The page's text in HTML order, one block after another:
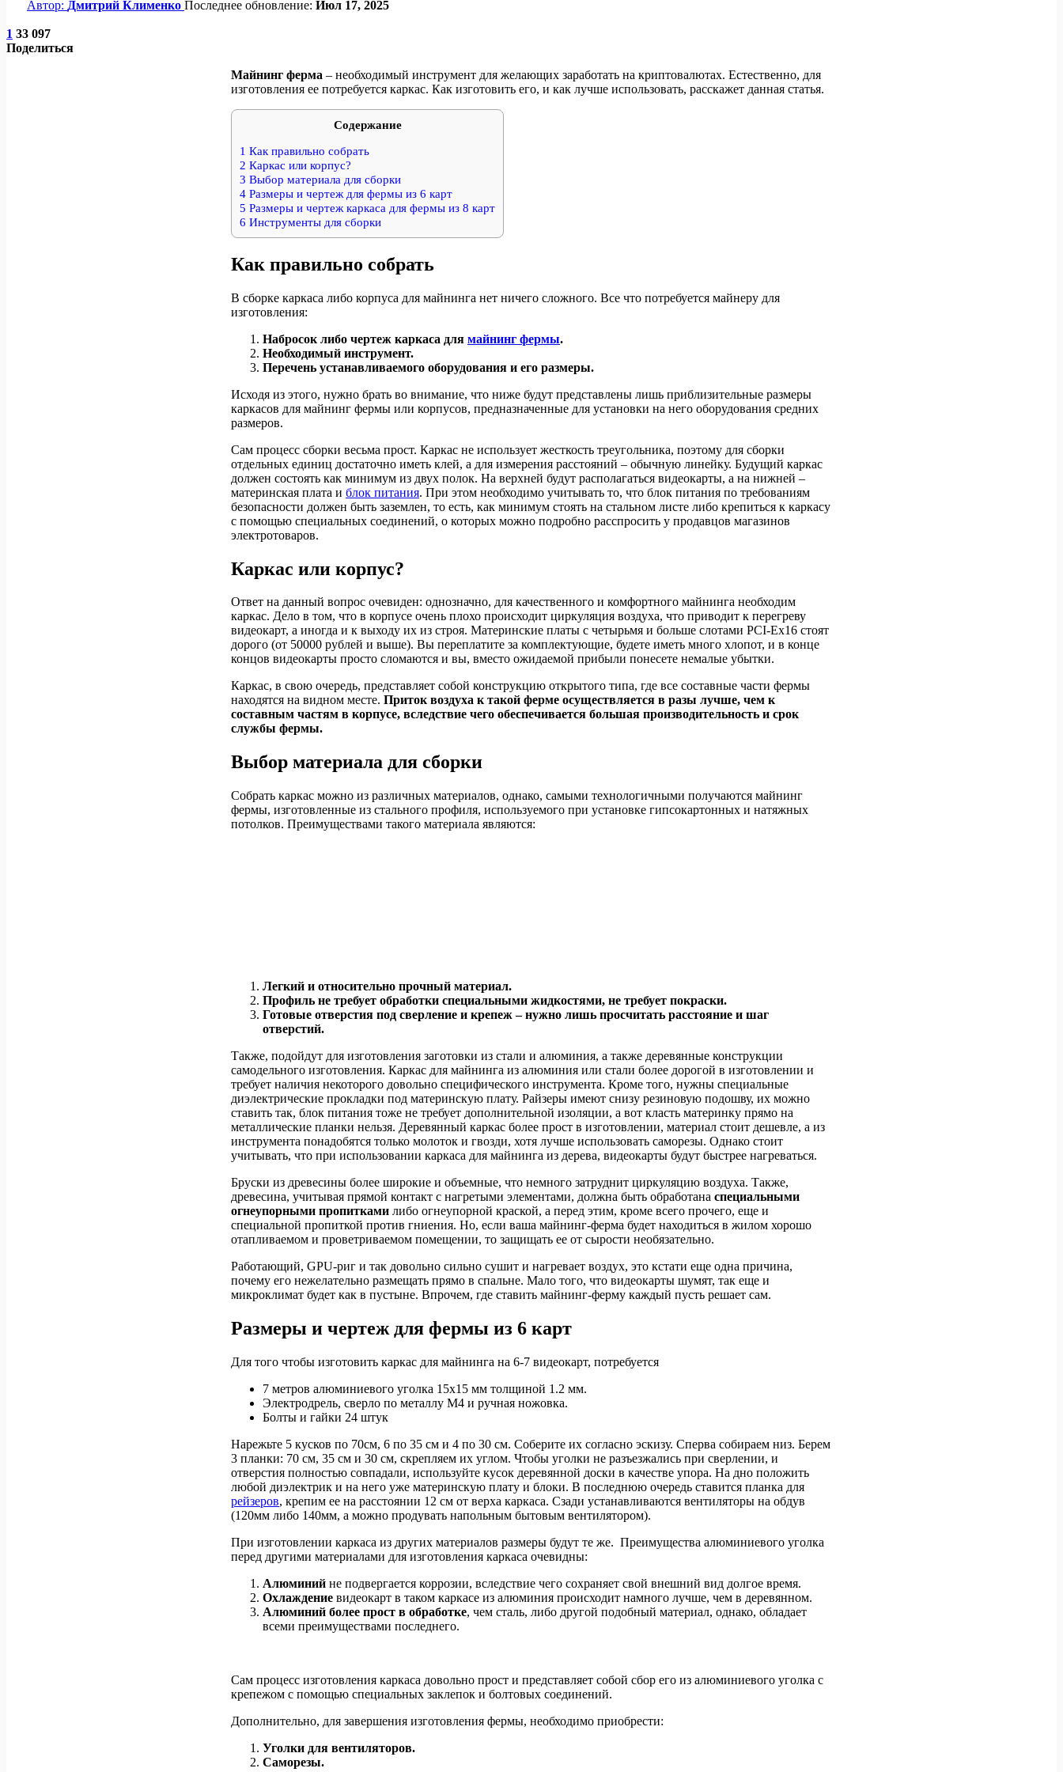
Автор: Дмитрий Клименко Последнее обновление: Июл 17, 2025
1 33 097
Поделиться
Майнинг ферма – необходимый инструмент для желающих заработать на криптовалютах. Естественно, для
изготовления ее потребуется каркас. Как изготовить его, и как лучше использовать, расскажет данная статья.
Содержание
1 Как правильно собрать
2 Каркас или корпус?
3 Выбор материала для сборки
4 Размеры и чертеж для фермы из 6 карт
5 Размеры и чертеж каркаса для фермы из 8 карт
6 Инструменты для сборки
Как правильно собрать
В сборке каркаса либо корпуса для майнинга нет ничего сложного. Все что потребуется майнеру для
изготовления:
Набросок либо чертеж каркаса для майнинг фермы.
Необходимый инструмент.
Перечень устанавливаемого оборудования и его размеры.
Исходя из этого, нужно брать во внимание, что ниже будут представлены лишь приблизительные размеры
каркасов для майнинг фермы или корпусов, предназначенные для установки на него оборудования средних
размеров.
Сам процесс сборки весьма прост. Каркас не использует жесткость треугольника, поэтому для сборки
отдельных единиц достаточно иметь клей, а для измерения расстояний – обычную линейку. Будущий каркас
должен состоять как минимум из двух полок. На верхней будут располагаться видеокарты, а на нижней –
материнская плата и блок питания. При этом необходимо учитывать то, что блок питания по требованиям
безопасности должен быть заземлен, то есть, как минимум стоять на стальном листе либо крепиться к каркасу
с помощью специальных соединений, о которых можно подробно расспросить у продавцов магазинов
электротоваров.
Каркас или корпус?
Ответ на данный вопрос очевиден: однозначно, для качественного и комфортного майнинга необходим
каркас. Дело в том, что в корпусе очень плохо происходит циркуляция воздуха, что приводит к перегреву
видеокарт, а иногда и к выходу их из строя. Материнские платы с четырьмя и больше слотами PCI-Ex16 стоят
дорого (от 50000 рублей и выше). Вы переплатите за комплектующие, будете иметь много хлопот, и в конце
концов видеокарты просто сломаются и вы, вместо ожидаемой прибыли понесете немалые убытки.
Каркас, в свою очередь, представляет собой конструкцию открытого типа, где все составные части фермы
находятся на видном месте. Приток воздуха к такой ферме осуществляется в разы лучше, чем к
составным частям в корпусе, вследствие чего обеспечивается большая производительность и срок
службы фермы.
Выбор материала для сборки
Собрать каркас можно из различных материалов, однако, самыми технологичными получаются майнинг
фермы, изготовленные из стального профиля, используемого при установке гипсокартонных и натяжных
потолков. Преимуществами такого материала являются:
Легкий и относительно прочный материал.
Профиль не требует обработки специальными жидкостями, не требует покраски.
Готовые отверстия под сверление и крепеж – нужно лишь просчитать расстояние и шаг
отверстий.
Также, подойдут для изготовления заготовки из стали и алюминия, а также деревянные конструкции
самодельного изготовления. Каркас для майнинга из алюминия или стали более дорогой в изготовлении и
требует наличия некоторого довольно специфического инструмента. Кроме того, нужны специальные
диэлектрические прокладки под материнскую плату. Райзеры имеют снизу резиновую подошву, их можно
ставить так, блок питания тоже не требует дополнительной изоляции, а вот класть материнку прямо на
металлические планки нельзя. Деревянный каркас более прост в изготовлении, материал стоит дешевле, а из
инструмента понадобятся только молоток и гвозди, хотя лучше использовать саморезы. Однако стоит
учитывать, что при использовании каркаса для майнинга из дерева, видеокарты будут быстрее нагреваться.
Бруски из древесины более широкие и объемные, что немного затруднит циркуляцию воздуха. Также,
древесина, учитывая прямой контакт с нагретыми элементами, должна быть обработана специальными
огнеупорными пропитками либо огнеупорной краской, а перед этим, кроме всего прочего, еще и
специальной пропиткой против гниения. Но, если ваша майнинг-ферма будет находиться в жилом хорошо
отапливаемом и проветриваемом помещении, то защищать ее от сырости необязательно.
Работающий, GPU-риг и так довольно сильно сушит и нагревает воздух, это кстати еще одна причина,
почему его нежелательно размещать прямо в спальне. Мало того, что видеокарты шумят, так еще и
микроклимат будет как в пустыне. Впрочем, где ставить майнинг-ферму каждый пусть решает сам.
Размеры и чертеж для фермы из 6 карт
Для того чтобы изготовить каркас для майнинга на 6-7 видеокарт, потребуется
7 метров алюминиевого уголка 15х15 мм толщиной 1.2 мм.
Электродрель, сверло по металлу M4 и ручная ножовка.
Болты и гайки 24 штук
Нарежьте 5 кусков по 70см, 6 по 35 см и 4 по 30 см. Соберите их согласно эскизу. Сперва собираем низ. Берем
3 планки: 70 см, 35 см и 30 см, скрепляем их углом. Чтобы уголки не разъезжались при сверлении, и
отверстия полностью совпадали, используйте кусок деревянной доски в качестве упора. На дно положить
любой диэлектрик и на него уже материнскую плату и блоки. В последнюю очередь ставится планка для
рейзеров, крепим ее на расстоянии 12 см от верха каркаса. Сзади устанавливаются вентиляторы на обдув
(120мм либо 140мм, а можно продувать напольным бытовым вентилятором).
При изготовлении каркаса из других материалов размеры будут те же. Преимущества алюминиевого уголка
перед другими материалами для изготовления каркаса очевидны:
Алюминий не подвергается коррозии, вследствие чего сохраняет свой внешний вид долгое время.
Охлаждение видеокарт в таком каркасе из алюминия происходит намного лучше, чем в деревянном.
Алюминий более прост в обработке, чем сталь, либо другой подобный материал, однако, обладает
всеми преимуществами последнего.
Сам процесс изготовления каркаса довольно прост и представляет собой сбор его из алюминиевого уголка с
крепежом с помощью специальных заклепок и болтовых соединений.
Дополнительно, для завершения изготовления фермы, необходимо приобрести:
Уголки для вентиляторов.
Саморезы.